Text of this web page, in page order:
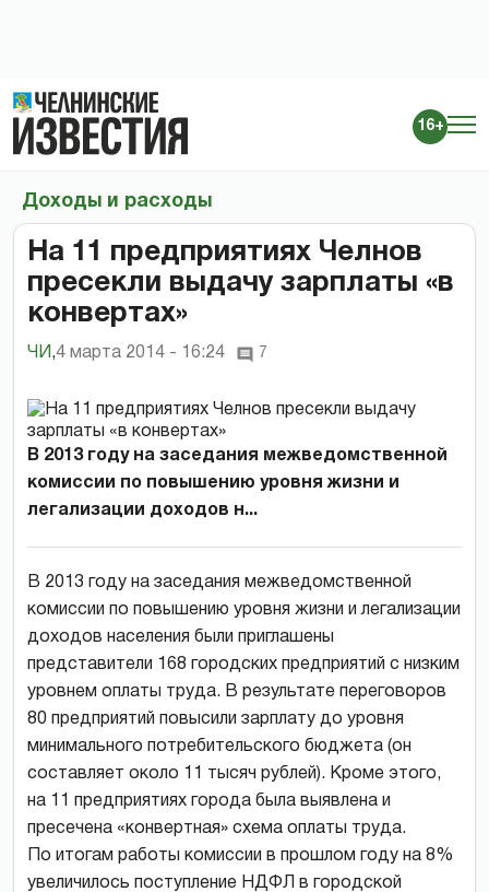
16+
Доходы и расходы
На 11 предприятиях Челнов
пресекли выдачу зарплаты «в
конвертах»
ЧИ ,4 марта 2014 - 16:24 7
В 2013 году на заседания межведомственной
комиссии по повышению уровня жизни и
легализации доходов н...
В 2013 году на заседания межведомственной
комиссии по повышению уровня жизни и легализации
доходов населения были приглашены
представители 168 городских предприятий с низким
уровнем оплаты труда. В результате переговоров
80 предприятий повысили зарплату до уровня
минимального потребительского бюджета (он
составляет около 11 тысяч рублей). Кроме этого,
на 11 предприятиях города была выявлена и
пресечена «конвертная» схема оплаты труда.
По итогам работы комиссии в прошлом году на 8%
увеличилось поступление НДФЛ в городской